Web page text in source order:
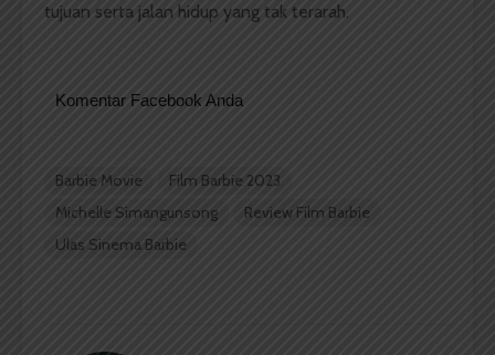
tujuan serta jalan hidup yang tak terarah.
Komentar Facebook Anda
Barbie Movie
Film Barbie 2023
Michelle Simangunsong
Review Film Barbie
Ulas Sinema Barbie